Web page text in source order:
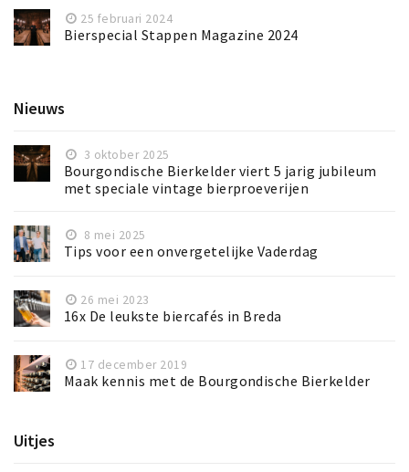
25 februari 2024
Bierspecial Stappen Magazine 2024
Nieuws
3 oktober 2025
Bourgondische Bierkelder viert 5 jarig jubileum
met speciale vintage bierproeverijen
8 mei 2025
Tips voor een onvergetelijke Vaderdag
26 mei 2023
16x De leukste biercafés in Breda
17 december 2019
Maak kennis met de Bourgondische Bierkelder
Uitjes